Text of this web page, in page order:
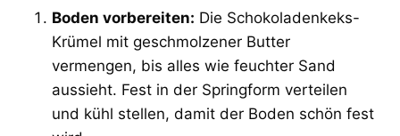
Boden vorbereiten: Die Schokoladenkeks-
Krümel mit geschmolzener Butter
vermengen, bis alles wie feuchter Sand
aussieht. Fest in der Springform verteilen
und kühl stellen, damit der Boden schön fest